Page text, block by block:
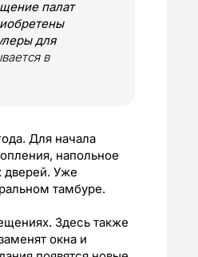
палат
для
в
Для начала
напольное
дверей. Уже
тамбуре.
Здесь также
окна и